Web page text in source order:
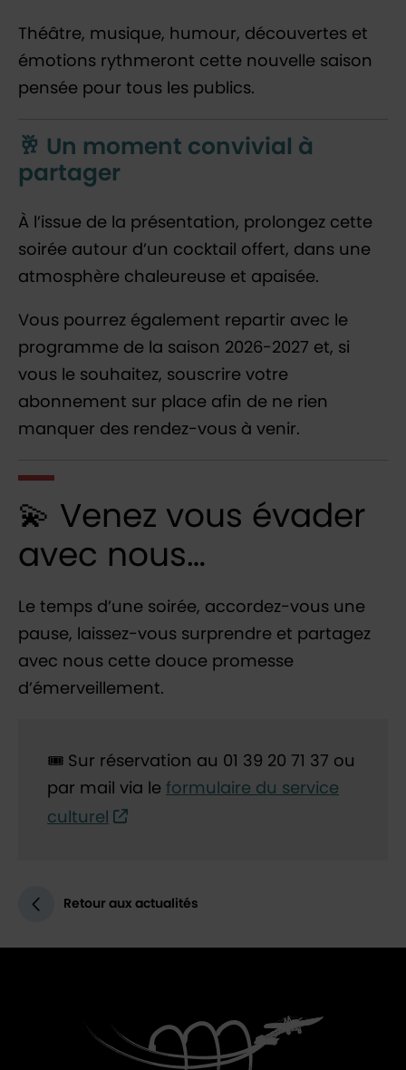
Théâtre, musique, humour, découvertes et
émotions rythmeront cette nouvelle saison
pensée pour tous les publics.
🥂 Un moment convivial à
partager
À l’issue de la présentation, prolongez cette
soirée autour d’un cocktail offert, dans une
atmosphère chaleureuse et apaisée.
Vous pourrez également repartir avec le
programme de la saison 2026-2027 et, si
vous le souhaitez, souscrire votre
abonnement sur place afin de ne rien
manquer des rendez-vous à venir.
💫 Venez vous évader
avec nous…
Le temps d’une soirée, accordez-vous une
pause, laissez-vous surprendre et partagez
avec nous cette douce promesse
d’émerveillement.
🎟️ Sur réservation au 01 39 20 71 37 ou
par mail via le formulaire du service
culturel
Retour aux actualités